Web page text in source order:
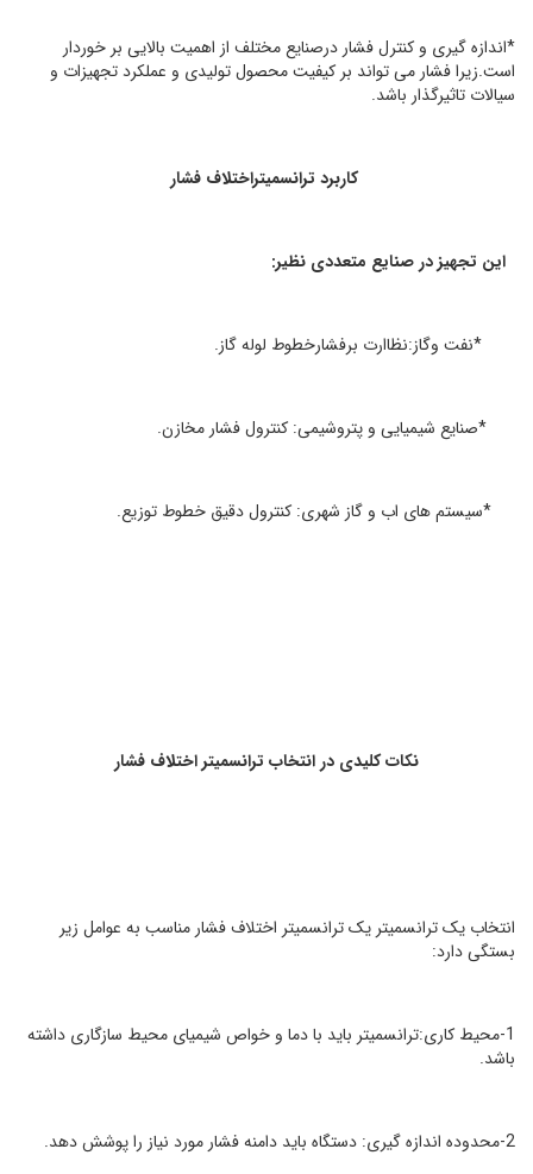
*اندازه گیری و کنترل فشار درصنایع مختلف از اهمیت بالایی بر خوردار
است.زیرا فشار می تواند بر کیفیت محصول تولیدی و عملکرد تجهیزات و
سیالات تاثیرگذار باشد.
کاربرد ترانسمیتراختلاف فشار
این تجهیز در صنایع متعددی نظیر:
*نفت وگاز:نظاارت برفشارخطوط لوله گاز.
*صنایع شیمیایی و پتروشیمی: کنترول فشار مخازن.
*سیستم های اب و گاز شهری: کنترول دقیق خطوط توزیع.
نکات کلیدی در انتخاب ترانسمیتر اختلاف فشار
انتخاب یک ترانسمیتر یک ترانسمیتر اختلاف فشار مناسب به عوامل زیر
بستگی دارد:
1-محیط کاری:ترانسمیتر باید با دما و خواص شیمیای محیط سازگاری داشته
باشد.
2-محدوده اندازه گیری: دستگاه باید دامنه فشار مورد نیاز را پوشش دهد.